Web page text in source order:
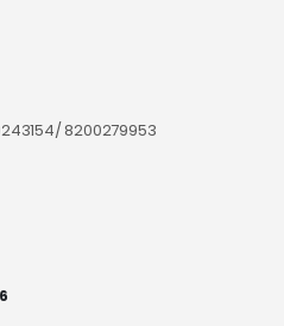
8200279953